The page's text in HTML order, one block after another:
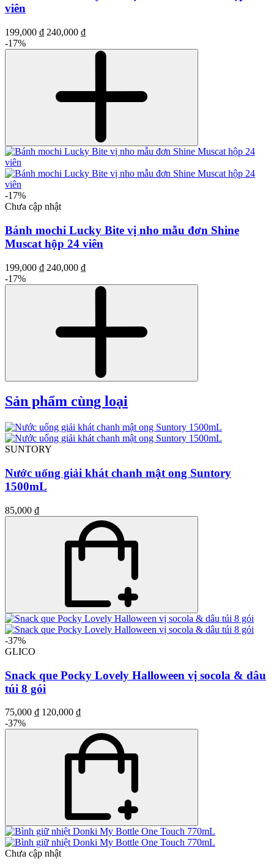
viên
199,000 ₫ 240,000 ₫
-17%
-17%
Chưa cập nhật
Bánh mochi Lucky Bite vị nho mẫu đơn Shine
Muscat hộp 24 viên
199,000 ₫ 240,000 ₫
-17%
Sản phẩm cùng loại
SUNTORY
Nước uống giải khát chanh mật ong Suntory
1500mL
85,000 ₫
-37%
GLICO
Snack que Pocky Lovely Halloween vị socola & dâu
túi 8 gói
75,000 ₫ 120,000 ₫
-37%
Chưa cập nhật